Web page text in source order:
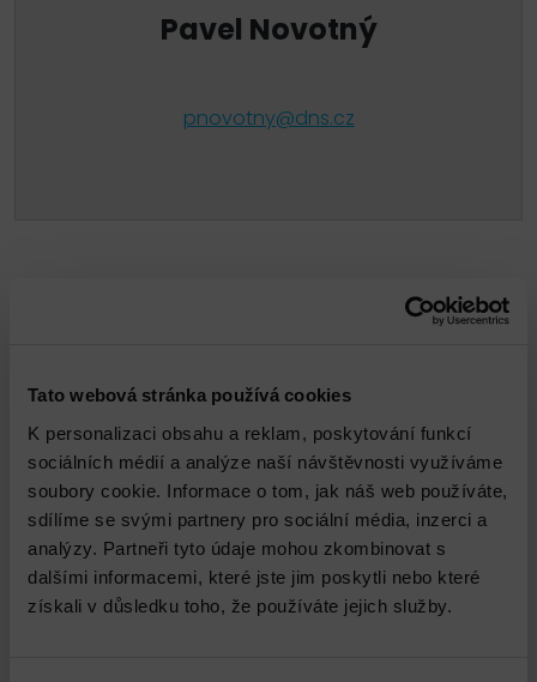
Tato webová stránka používá cookies
K personalizaci obsahu a reklam, poskytování funkcí
sociálních médií a analýze naší návštěvnosti využíváme
soubory cookie. Informace o tom, jak náš web používáte,
sdílíme se svými partnery pro sociální média, inzerci a
analýzy. Partneři tyto údaje mohou zkombinovat s
dalšími informacemi, které jste jim poskytli nebo které
získali v důsledku toho, že používáte jejich služby.
Pavel Novotný
pnovotny@dns.cz
VMware Infrastructure Health Check